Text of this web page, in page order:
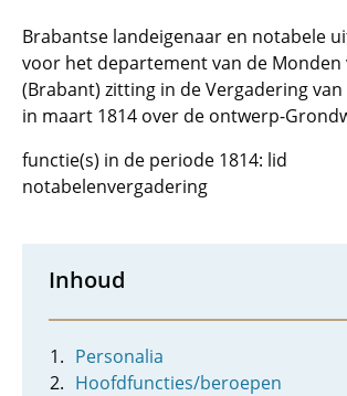
Brabantse landeigenaar en notabele
voor het departement van de Monden
(Brabant) zitting in de Vergadering
in maart 1814 over de ontwerp-
functie(s) in de periode 1814: lid
notabelenvergadering
Inhoud
Personalia
Hoofdfuncties/beroepen